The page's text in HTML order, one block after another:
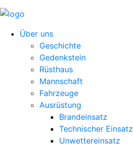
Über uns
Geschichte
Gedenkstein
Rüsthaus
Mannschaft
Fahrzeuge
Ausrüstung
Brandeinsatz
Technischer Einsatz
Unwettereinsatz